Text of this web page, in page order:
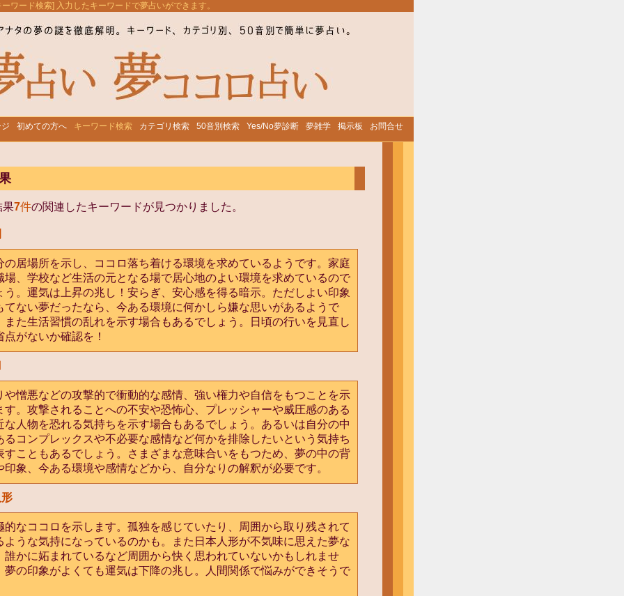
ワード検索] 入力したキーワードで夢占いができます。
お問合せ
掲示板
夢雑学
Yes/No夢診断
50音別検索
カテゴリ検索
キーワード検索
初めての方へ
果7件の関連したキーワードが見つかりました。
の居場所を示し、ココロ落ち着ける環境を求めているようです。家庭
場、学校など生活の元となる場で居心地のよい環境を求めているので
う。運気は上昇の兆し！安らぎ、安心感を得る暗示。ただしよい印象
てない夢だったなら、今ある環境に何かしら嫌な思いがあるようで
また生活習慣の乱れを示す場合もあるでしょう。日頃の行いを見直し
点がないか確認を！
や憎悪などの攻撃的で衝動的な感情、強い権力や自信をもつことを示
す。攻撃されることへの不安や恐怖心、プレッシャーや威圧感のある
な人物を恐れる気持ちを示す場合もあるでしょう。あるいは自分の中
るコンプレックスや不必要な感情など何かを排除したいという気持ち
すこともあるでしょう。さまざまな意味合いをもつため、夢の中の背
印象、今ある環境や感情などから、自分なりの解釈が必要です。
的なココロを示します。孤独を感じていたり、周囲から取り残されて
ような気持になっているのかも。また日本人形が不気味に思えた夢な
誰かに妬まれているなど周囲から快く思われていないかもしれませ
夢の印象がよくても運気は下降の兆し。人間関係で悩みができそうで